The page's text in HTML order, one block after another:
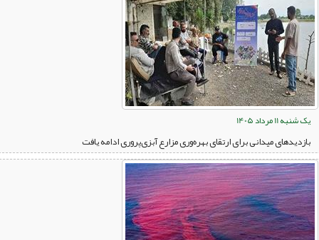
یک شنبه 11 مرداد 1405
بازدیدهای میدانی برای ارتقای بهره‌وری مزارع آبزی‌پروری ادامه یافت